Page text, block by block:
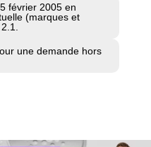
février 2005 en
(marques et
une demande hors